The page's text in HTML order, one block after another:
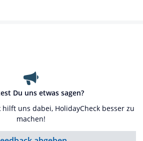
Du uns etwas sagen?
hilft uns dabei, HolidayCheck besser zu
machen!